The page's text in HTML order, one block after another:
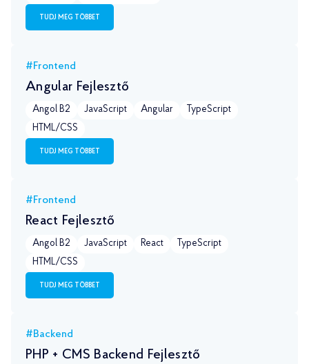
TUDJ MEG TÖBBET
#Frontend
Angular Fejlesztő
Angol B2 JavaScript Angular
TypeScript
HTML/CSS
TUDJ MEG TÖBBET
#Frontend
React Fejlesztő
Angol B2 JavaScript React
TypeScript
HTML/CSS
TUDJ MEG TÖBBET
#Backend
PHP + CMS Backend Fejlesztő